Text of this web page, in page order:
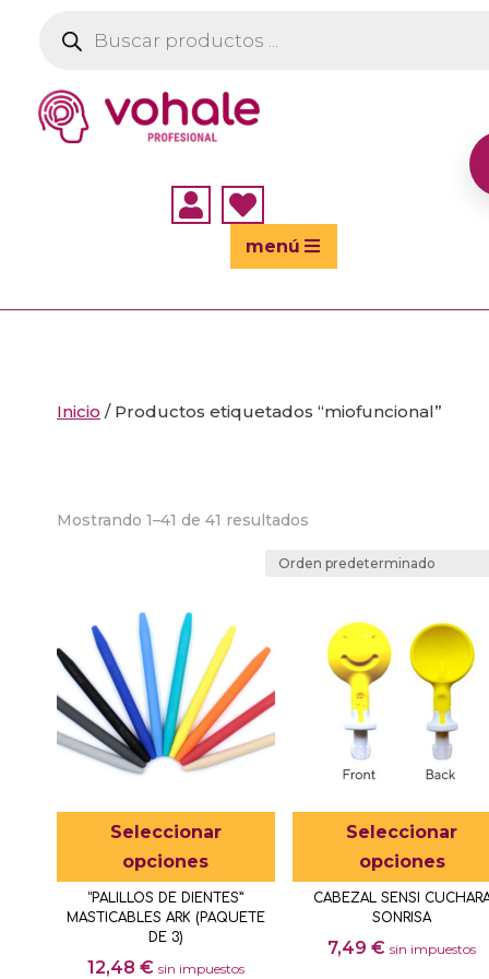
productos
 
menú
Inicio / Productos etiquetados “miofuncional”
Mostrando 1–41 de 41 resultados
Seleccionar
opciones
tiene
múltiples
variantes.
“PALILLOS DE DIENTES”
MASTICABLES ARK (PAQUETE
DE 3)
12,48 € sin impuestos
Seleccionar
opciones
CABEZAL SENSI
SONRISA
7,49€ sin impuestos